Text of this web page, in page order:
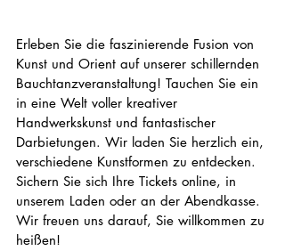
Erleben Sie die faszinierende Fusion von
Kunst und Orient auf unserer schillernden
Bauchtanzveranstaltung! Tauchen Sie ein
in eine Welt voller kreativer
Handwerkskunst und fantastischer
Darbietungen. Wir laden Sie herzlich ein,
verschiedene Kunstformen zu entdecken.
Sichern Sie sich Ihre Tickets online, in
unserem Laden oder an der Abendkasse.
Wir freuen uns darauf, Sie willkommen zu
heißen!